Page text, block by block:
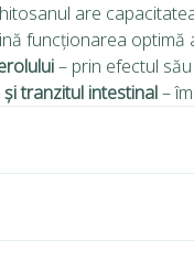
are
funcționarea optimă
– prin efectul
tranzitul intestinal–